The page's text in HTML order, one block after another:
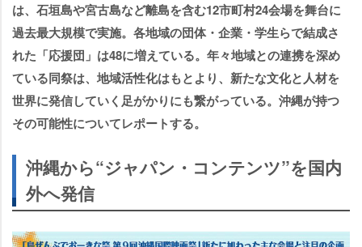
は、石垣島や宮古島など離島を含む12市町村24会場を舞台に
過去最大規模で実施。各地域の団体・企業・学生らで結成さ
れた「応援団」は48に増えている。年々地域との連携を深め
ている同祭は、地域活性化はもとより、新たな文化と人材を
世界に発信していく足がかりにも繋がっている。沖縄が持つ
その可能性についてレポートする。
沖縄から“ジャパン・コンテンツ”を国内
外へ発信